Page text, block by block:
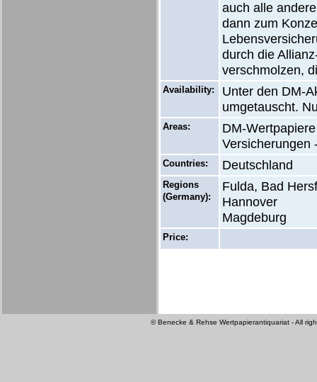
auch alle
dann zum
durch die
verschmolzen,
Availability:
Unter den DM-
umgetauscht.
Areas:
DM-
Versicherungen
Countries: Deutschland
Regions
(Germany):
Fulda, Bad
Hannover
Magdeburg
Price:
© Benecke & Rehse Wertpapierantiquariat - All